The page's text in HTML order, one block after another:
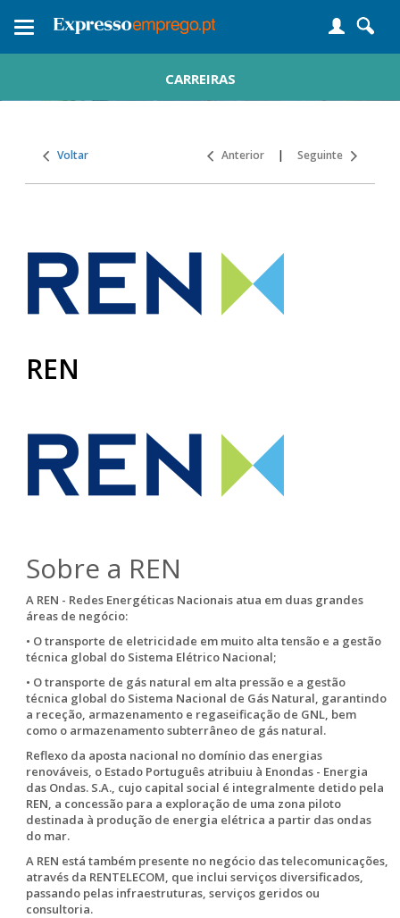
Toggle
CARREIRAS
Voltar Anterior | Seguinte
REN
Sobre a REN
A REN - Redes Energéticas Nacionais atua em duas grandes
áreas de negócio:
• O transporte de eletricidade em muito alta tensão e a gestão
técnica global do Sistema Elétrico Nacional;
• O transporte de gás natural em alta pressão e a gestão
técnica global do Sistema Nacional de Gás Natural, garantindo
a receção, armazenamento e regaseificação de GNL, bem
como o armazenamento subterrâneo de gás natural.
Reflexo da aposta nacional no domínio das energias
renováveis, o Estado Português atribuiu à Enondas - Energia
das Ondas. S.A., cujo capital social é integralmente detido pela
REN, a concessão para a exploração de uma zona piloto
destinada à produção de energia elétrica a partir das ondas
do mar.
A REN está também presente no negócio das telecomunicações,
através da RENTELECOM, que inclui serviços diversificados,
passando pelas infraestruturas, serviços geridos ou
consultoria.